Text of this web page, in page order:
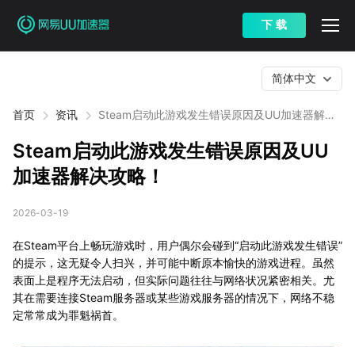
下 载
首页 资讯
Steam启动此游戏发生错误原因及UU加速器解决
简体中文
Steam启动此游戏发生错误原因及UU
加速器解决攻略！
2026-03-19
在Steam平台上畅玩游戏时，用户偶尔会碰到“启动此游戏发生错误”
的提示，这无疑令人扫兴，并可能中断原本愉快的游戏进程。虽然
表面上是程序无法启动，但实际问题往往与网络状况紧密相关。尤
其在需要连接Steam服务器或某些游戏服务器的情况下，网络不稳
定常常成为罪魁祸首。